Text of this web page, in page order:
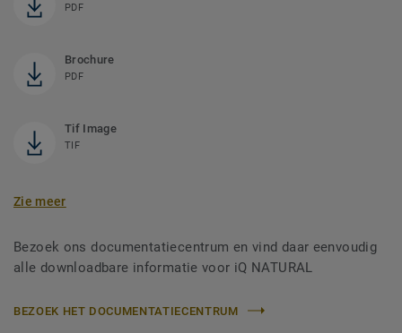
PDF
Brochure
PDF
Tif Image
TIF
Zie meer
Bezoek ons documentatiecentrum en vind daar eenvoudig
alle downloadbare informatie voor iQ NATURAL
BEZOEK HET DOCUMENTATIECENTRUM